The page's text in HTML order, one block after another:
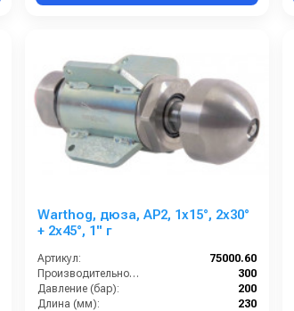
Warthog, дюза, AP2, 1x15°, 2x30°
+ 2x45°, 1'' г
Артикул:
75000.60
Производительность (л/мин):
300
Давление (бар):
200
Длина (мм):
230